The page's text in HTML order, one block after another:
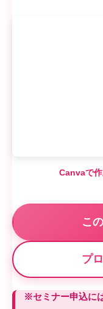
Canvaで
こ
プ
※セミナー申込に